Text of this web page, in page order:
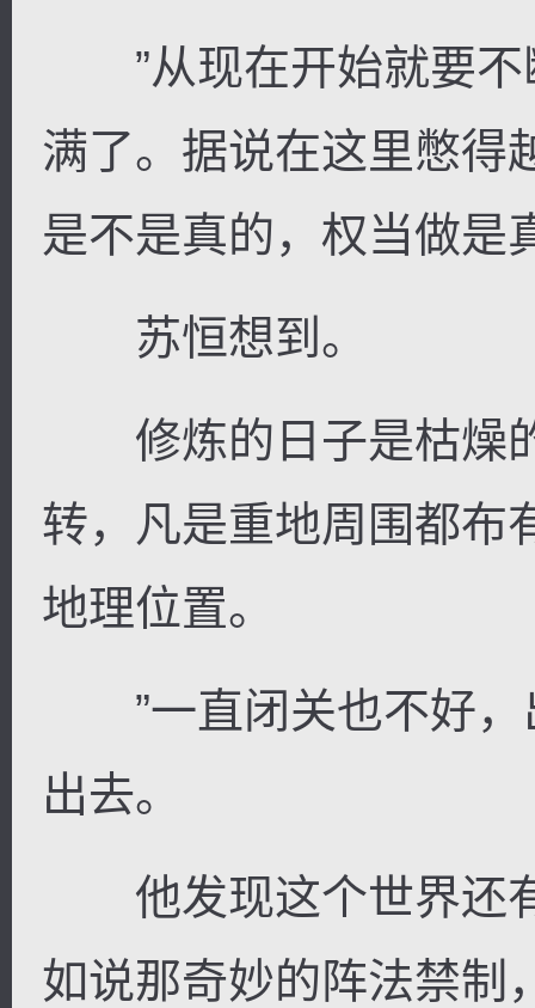
”从现在开始就要不
满了。据说在这里憋得
是不是真的，权当做是
苏恒想到。
修炼的日子是枯燥
转，凡是重地周围都布
地理位置。
”一直闭关也不好，
出去。
他发现这个世界还
如说那奇妙的阵法禁制